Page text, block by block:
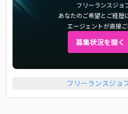
フリーランスジョ
あなたのご希望とご経歴
エージェントが直接
募集状況を聞く
フリーランスジョ